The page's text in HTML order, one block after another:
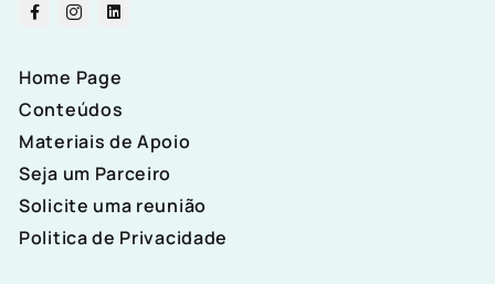
Home Page
Conteúdos
Materiais de Apoio
Seja um Parceiro
Solicite uma reunião
Politica de Privacidade